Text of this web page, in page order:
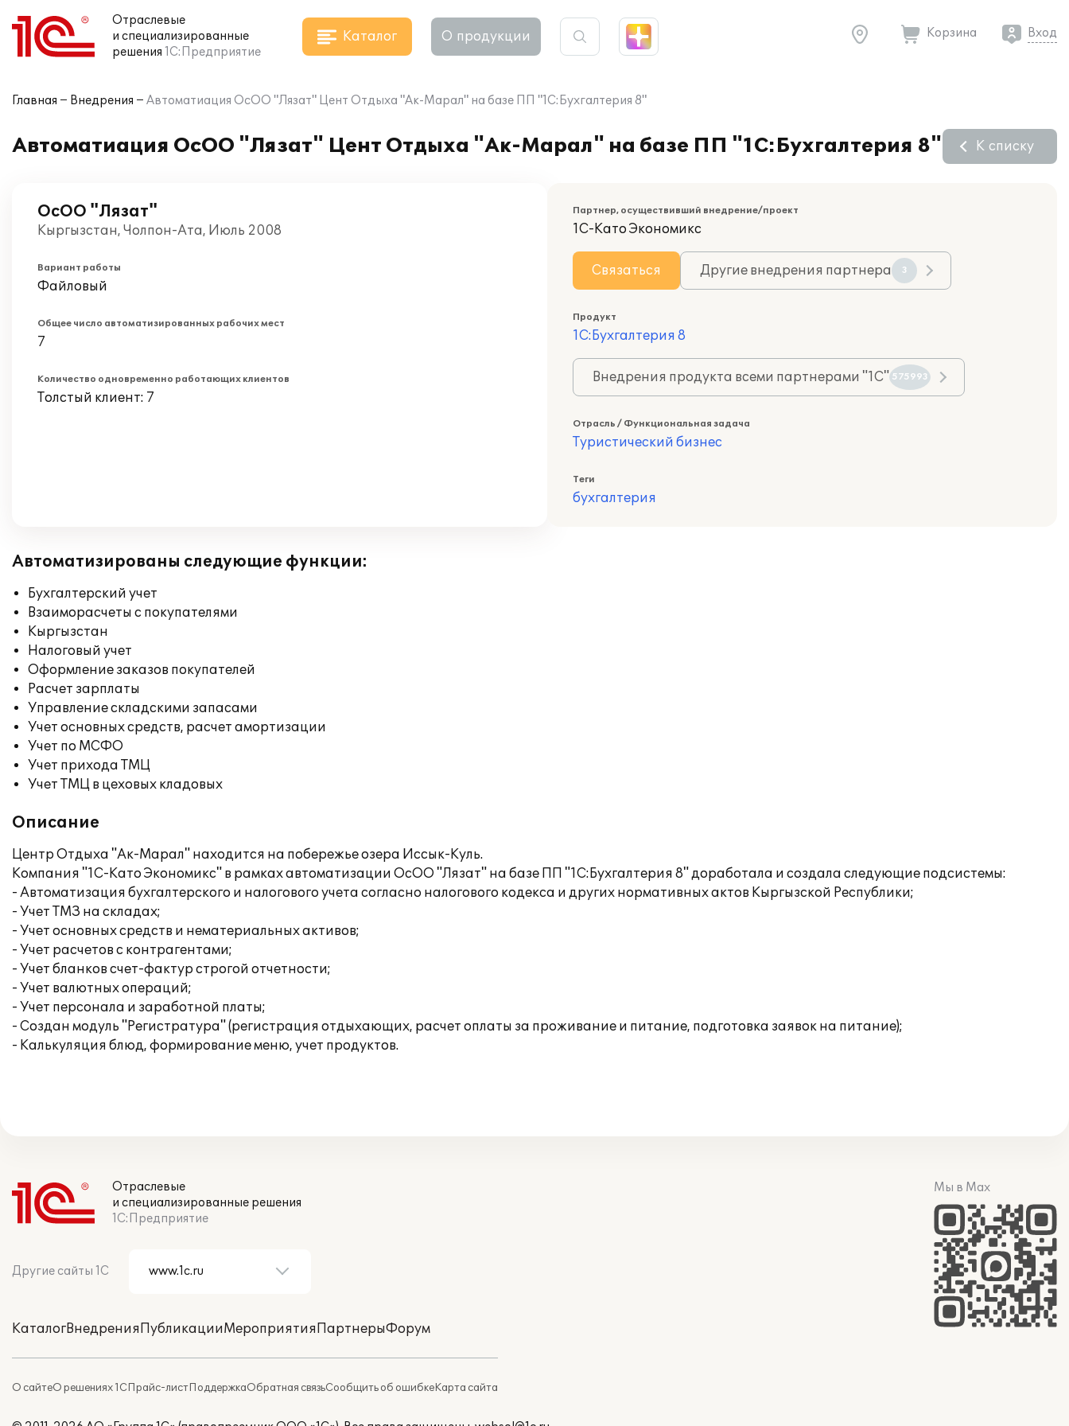
Отраслевые
и специализированные
решения 1С:Предприятие
Каталог О продукции Корзина Вход
Главная Внедрения Автоматиация ОсОО "Лязат" Цент Отдыха "Ак-Марал" на базе ПП "1С:Бухгалтерия 8"
Автоматиация ОсОО "Лязат" Цент Отдыха "Ак-Марал" на базе ПП "1С:Бухгалтерия 8" К списку
ОсОО "Лязат"
Кыргызстан, Чолпон-Ата, Июль 2008
Вариант работы
Файловый
Общее число автоматизированных рабочих мест
7
Количество одновременно работающих клиентов
Толстый клиент: 7
Партнер, осуществивший внедрение/проект
1С-Като Экономикс
Связаться Другие внедрения партнера 3
Продукт
1С:Бухгалтерия 8
Внедрения продукта всеми партнерами "1С" 575993
Отрасль / Функциональная задача
Туристический бизнес
Теги
бухгалтерия
Автоматизированы следующие функции:
Бухгалтерский учет
Взаиморасчеты с покупателями
Кыргызстан
Налоговый учет
Оформление заказов покупателей
Расчет зарплаты
Управление складскими запасами
Учет основных средств, расчет амортизации
Учет по МСФО
Учет прихода ТМЦ
Учет ТМЦ в цеховых кладовых
Описание
Центр Отдыха "Ак-Марал" находится на побережье озера Иссык-Куль.
Компания "1С-Като Экономикс" в рамках автоматизации ОсОО "Лязат" на базе ПП "1С:Бухгалтерия 8" доработала и создала следующие подсистемы:
- Автоматизация бухгалтерского и налогового учета согласно налогового кодекса и других нормативных актов Кыргызской Республики;
- Учет ТМЗ на складах;
- Учет основных средств и нематериальных активов;
- Учет расчетов с контрагентами;
- Учет бланков счет-фактур строгой отчетности;
- Учет валютных операций;
- Учет персонала и заработной платы;
- Создан модуль "Регистратура" (регистрация отдыхающих, расчет оплаты за проживание и питание, подготовка заявок на питание);
- Калькуляция блюд, формирование меню, учет продуктов.
Отраслевые
и специализированные решения
1С:Предприятие
Другие сайты 1С
КаталогВнедренияПубликацииМероприятияПартнерыФорум
О сайтеО решениях 1СПрайс-листПоддержкаОбратная связьСообщить об ошибкеКарта сайта
Мы в Max